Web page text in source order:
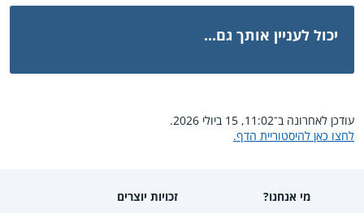
יכול לעניין אותך גם...
עודכן לאחרונה ב־11:02, 15 ביולי 2026.
לחצו כאן להיסטוריית הדף.
מי אנחנו? זכויות יוצרים